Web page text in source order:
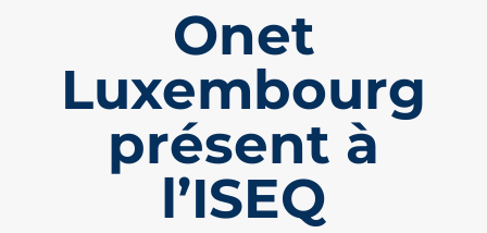
Onet
Luxembourg
présent à
l’ISEQ